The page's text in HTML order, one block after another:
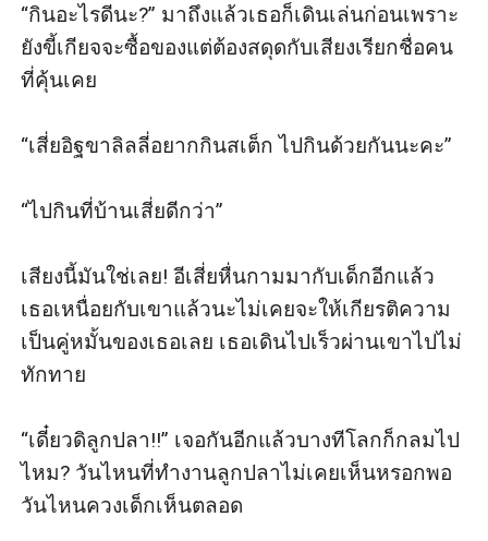
“กินอะไรดีนะ?” มาถึงแล้วเธอก็เดินเล่นก่อนเพราะ
ยังขี้เกียจจะซื้อของแต่ต้องสดุดกับเสียงเรียกชื่อคน
ที่คุ้นเคย
“เสี่ยอิฐขาลิลลี่อยากกินสเต็ก ไปกินด้วยกันนะคะ”
“ไปกินที่บ้านเสี่ยดีกว่า”
เสียงนี้มันใช่เลย! อีเสี่ยหื่นกามมากับเด็กอีกแล้ว
เธอเหนื่อยกับเขาแล้วนะไม่เคยจะให้เกียรติความ
เป็นคู่หมั้นของเธอเลย เธอเดินไปเร็วผ่านเขาไปไม่
ทักทาย
“เดี๋ยวดิลูกปลา!!” เจอกันอีกแล้วบางทีโลกก็กลมไป
ไหม? วันไหนที่ทำงานลูกปลาไม่เคยเห็นหรอกพอ
วันไหนควงเด็กเห็นตลอด